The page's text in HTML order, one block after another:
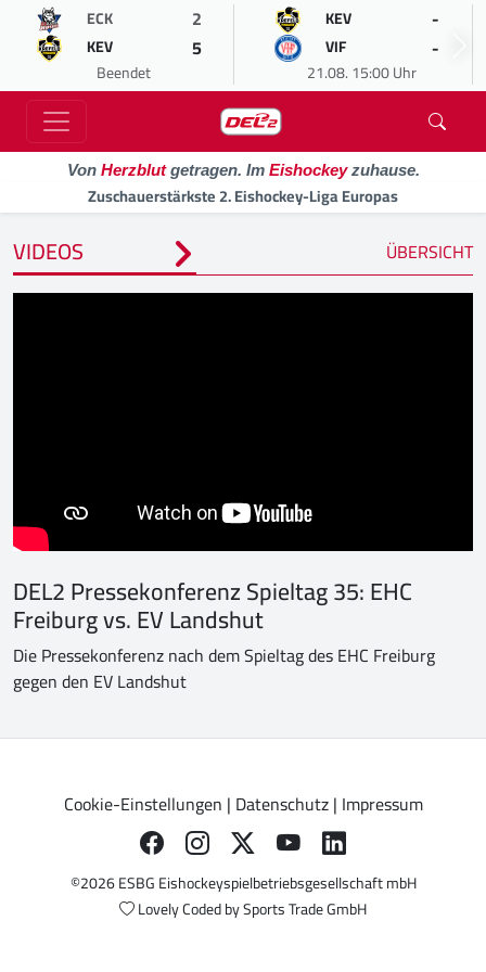
ECK 2
KEV 5
Beendet
KEV -
VIF -
21.08. 15:00 Uhr
Von Herzblutgetragen. Im Eishockeyzuhause.
Zuschauerstärkste 2. Eishockey-Liga Europas
VIDEOS ÜBERSICHT
DEL2 Pressekonferenz Spieltag 35: EHC
Freiburg vs. EV Landshut
Die Pressekonferenz nach dem Spieltag des EHC Freiburg
gegen den EV Landshut
Cookie-Einstellungen | Datenschutz| Impressum
©2026 ESBG Eishockeyspielbetriebsgesellschaft mbH
Lovely Coded bySports Trade GmbH